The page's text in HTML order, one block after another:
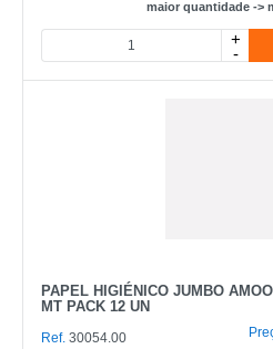
maior quantidade ->
+
-
PAPEL HIGIÉNICO JUMBO
MT PACK 12 UN
Ref. 30054.00
MODELO